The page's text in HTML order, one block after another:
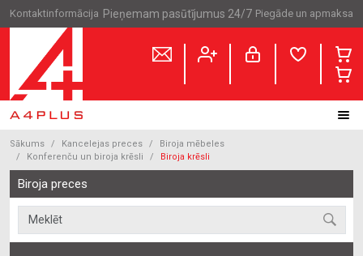
Kontaktinformācija Pieņemam pasūtījumus 24/7 Piegāde un apmaksa
Sākums Kancelejas preces
Biroja mēbeles
Konferenču un biroja krēsli
Biroja krēsli
Biroja preces